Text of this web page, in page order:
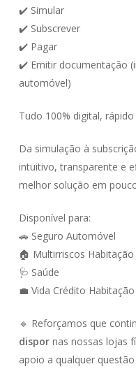
✔️ Simular
✔️ Subscrever
✔️ Pagar
✔️ Emitir documentação
automóvel)
Tudo 100% digital,
Da simulação à
intuitivo, transparente e
melhor solução em
Disponível para:
🚗 Seguro Automóvel
🏠 Multirriscos Habitação
🩺 Saúde
💼 Vida Crédito Habitação
🔹 Reforçamos que
dispornas nossas lojas
apoio a qualquer